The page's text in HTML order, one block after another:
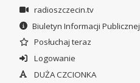
radioszczecin.tv
Biuletyn Informacji Publicznej
Posłuchaj teraz
Logowanie
DUŻA CZCIONKA